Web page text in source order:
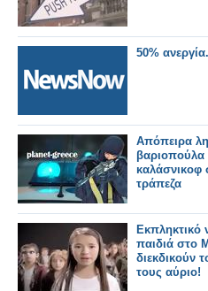
50%
Απόπειρα
βαριοπούλα
καλάσνικοφ
τράπεζα
Εκπληκτικό
παιδιά στο
διεκδικούν
τους αύριο!